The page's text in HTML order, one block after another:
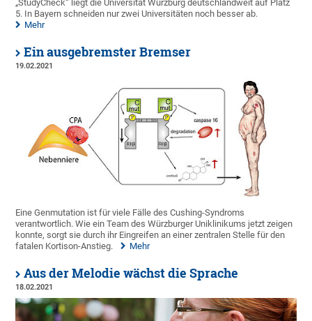
„StudyCheck“ liegt die Universität Würzburg deutschlandweit auf Platz
5. In Bayern schneiden nur zwei Universitäten noch besser ab.
Mehr
Ein ausgebremster Bremser
19.02.2021
Eine Genmutation ist für viele Fälle des Cushing-Syndroms
verantwortlich. Wie ein Team des Würzburger Uniklinikums jetzt zeigen
konnte, sorgt sie durch ihr Eingreifen an einer zentralen Stelle für den
fatalen Kortison-Anstieg.
Mehr
Aus der Melodie wächst die Sprache
18.02.2021